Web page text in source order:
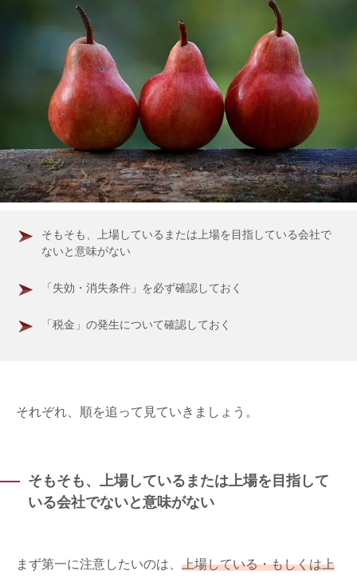
そもそも、上場しているまたは上場を目指している会社で
ないと意味がない
「失効・消失条件」を必ず確認しておく
「税金」の発生について確認しておく
それぞれ、順を追って見ていきましょう。
そもそも、上場しているまたは上場を目指して
いる会社でないと意味がない
まず第一に注意したいのは、 上場している・もしくは上